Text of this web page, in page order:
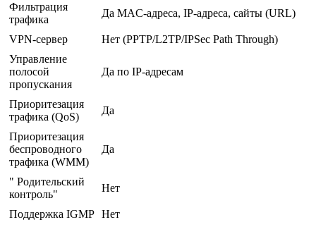
Фильтрация
трафика
Да MAC-адреса, IP-адреса, сайты (URL)
VPN-сервер
Нет (PPTP/L2TP/IPSec Path Through)
Управление
полосой
пропускания
Да по IP-адресам
Приоритезация
трафика (QoS)
Да
Приоритезация
беспроводного
трафика (WMM)
Да
" Родительский
контроль"
Нет
Поддержка IGMP Нет